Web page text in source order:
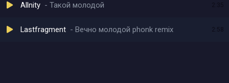
Allnity Такой молодой
Lastfragment Вечно молодой phonk remix 2:58